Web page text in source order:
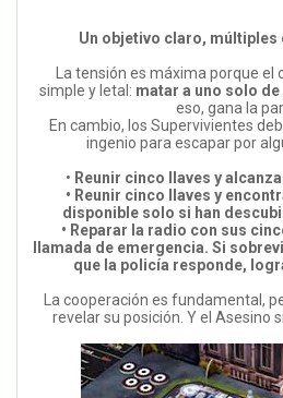
Un objetivo claro,
La tensión es máxima porque el
simple y letal: matar a uno solo
eso, gana la
En cambio, los Supervivientes
ingenio para escapar por
• Reunir cinco llaves y
• Reunir cinco llaves y
disponible solo si han
• Reparar la radio con sus
llamada de emergencia. Si
que la policía responde,
La cooperación es fundamental,
revelar su posición. Y el Asesino